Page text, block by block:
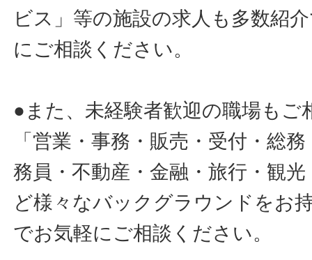
ビス」等の施設の求人も多数紹
にご相談ください。
●また、未経験者歓迎の職場もご
「営業・事務・販売・受付・総
務員・不動産・金融・旅行・観
ど様々なバックグラウンドをお
でお気軽にご相談ください。